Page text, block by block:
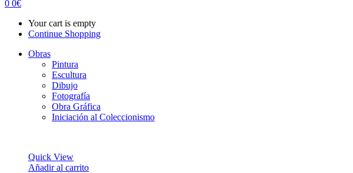
0 0€
Your cart is empty
Continue Shopping
Obras
Pintura
Escultura
Dibujo
Fotografía
Obra Gráfica
Iniciación al Coleccionismo
Quick View
Añadir al carrito